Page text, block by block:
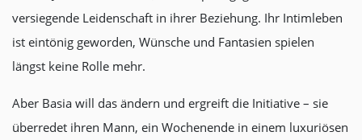
versiegende Leidenschaft in ihrer Beziehung. Ihr Intimleben
ist eintönig geworden, Wünsche und Fantasien spielen
längst keine Rolle mehr.
Aber Basia will das ändern und ergreift die Initiative – sie
überredet ihren Mann, ein Wochenende in einem luxuriösen